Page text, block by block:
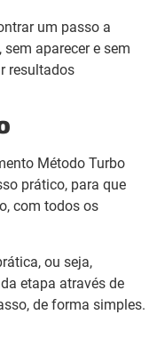
um passo a
aparecer e sem
resultados
Método Turbo
prático, para que
com todos os
ou seja,
etapa através de
de forma simples.